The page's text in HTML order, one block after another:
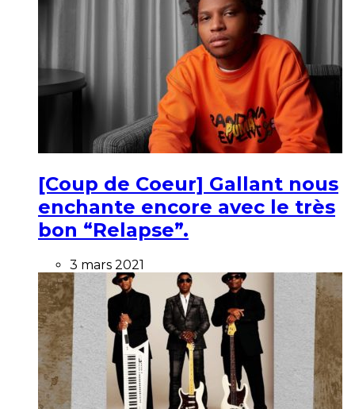
[Coup de Coeur] Gallant nous
enchante encore avec le très
bon “Relapse”.
3 mars 2021